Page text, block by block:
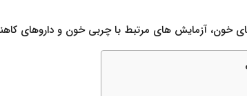
های خون، آزمایش های مرتبط با چربی خون و داروهای